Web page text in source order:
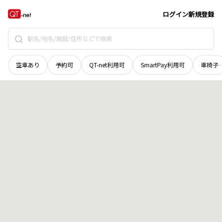
ログイン新規登録
空車あり 予約可 QT-net利用可 SmartPay利用可 車椅子
鳥取県